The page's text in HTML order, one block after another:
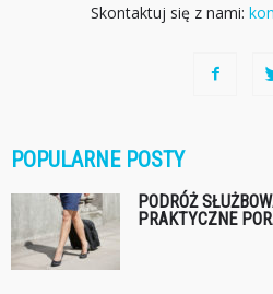
Skontaktuj się z nami:
POPULARNE POSTY
PODRÓŻ
PRAKTYCZNE